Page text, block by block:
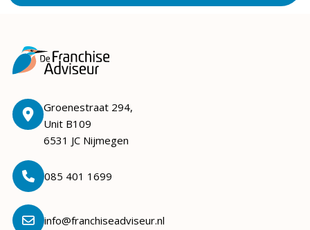
Groenestraat 294,
Unit B109
6531 JC Nijmegen
085 401 1699
info@franchiseadviseur.nl